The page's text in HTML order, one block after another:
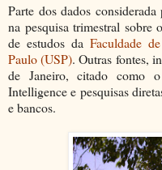
Parte dos dados
na pesquisa trimestral
de estudos da Faculdade
Paulo (USP). Outras fontes,
de Janeiro, citado como
Intelligence e pesquisas
e bancos.